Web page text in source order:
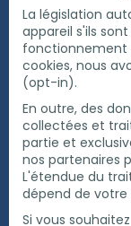
EMBOUTS À
La législation
appareil s'ils
fonctionnement
cookies, nous
(opt-in).
En outre, des
collectées et
partie et
nos partenaires
L'étendue du
dépend de
Si vous